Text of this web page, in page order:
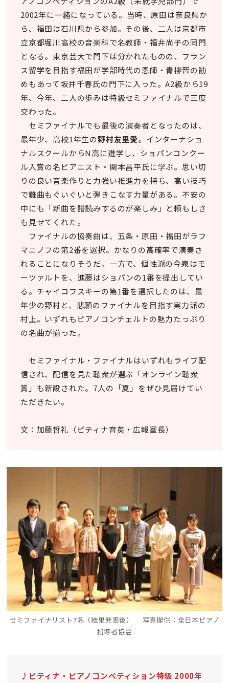
2002年に一緒になっている。当時、原田は奈良県か
ら、福田は石川県から参加。その後、二人は京都市
立京都堀川高校の音楽科で名教師・福井尚子の同門
となる。東京芸大で門下は分かれたものの、フラン
ス留学を目指す福田が学部時代の恩師・青柳晋の勧
めもあって坂井千春氏の門下に入った。A2級から19
年、今年、二人の歩みは特級セミファイナルで三度
交わった。
セミファイナルでも最後の演奏者となったのは、
最年少、高校1年生の野村友里愛。インターナショ
ナルスクールからN高に進学し、ショパンコンクー
ル入賞の名ピアニスト・関本昌平氏に学ぶ。思い切
りの良い音楽作りと力強い推進力を持ち、高い技巧
で難曲もぐいぐいと弾きこなす力量がある。不安の
中にも「新曲を譜読みするのが楽しみ」と頼もしさ
も見せてくれた。
ファイナルの協奏曲は、五条・原田・福田がラフ
マニノフの第2番を選択。かなりの高確率で演奏さ
れることになりそうだ。一方で、個性派の今泉はモ
ーツァルトを、進藤はショパンの1番を提出してい
る。チャイコフスキーの第1番を選択したのは、最
年少の野村と、悲願のファイナルを目指す実力派の
村上。いずれもピアノコンチェルトの魅力たっぷり
の名曲が揃った。
セミファイナル・ファイナルはいずれもライブ配
信され、配信を見た聴衆が選ぶ「オンライン聴衆
賞」も新設された。7人の「夏」をぜひ見届けてい
ただきたい。
文：加藤哲礼（ピティナ育英・広報室長）
セミファイナリスト7名（結果発表後） 写真提供：全日本ピアノ
指導者協会
♪ ピティナ・ピアノコンペティション特級 2000年